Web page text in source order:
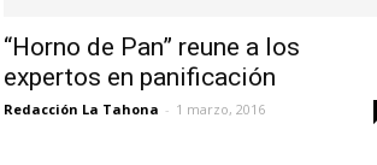
“Horno de Pan” reune a los
expertos en panificación
Redacción La Tahona - 1 marzo, 2016